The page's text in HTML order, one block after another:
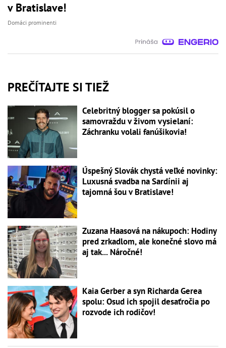
v Bratislave!
Domáci prominenti
PREČÍTAJTE SI TIEŽ
Celebritný blogger sa pokúsil o
samovraždu v živom vysielaní:
Záchranku volali fanúšikovia!
Úspešný Slovák chystá veľké novinky:
Luxusná svadba na Sardínii aj
tajomná šou v Bratislave!
Zuzana Haasová na nákupoch: Hodiny
pred zrkadlom, ale konečné slovo má
aj tak... Náročné!
Kaia Gerber a syn Richarda Gerea
spolu: Osud ich spojil desaťročia po
rozvode ich rodičov!